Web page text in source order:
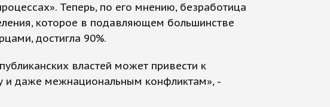
Теперь, по его мнению, безработица
которое в подавляющем большинстве
достигла 90%.
властей может привести к
и даже межнациональным конфликтам», -